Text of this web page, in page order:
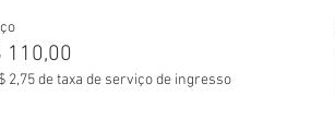
110,00
2,75 de taxa de serviço de ingresso